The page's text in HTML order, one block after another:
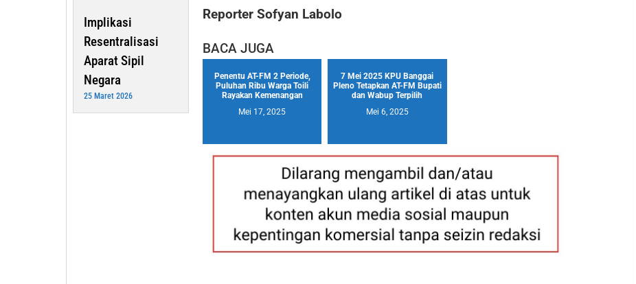
Implikasi
Resentralisasi
Aparat Sipil
Negara
25 Maret 2026
Reporter Sofyan Labolo
BACA JUGA
Penentu AT-FM 2 Periode,
Puluhan Ribu Warga Toili
Rayakan Kemenangan
Mei 17, 2025
7 Mei 2025 KPU Banggai
Pleno Tetapkan AT-FM Bupati
dan Wabup Terpilih
Mei 6, 2025